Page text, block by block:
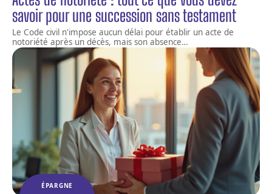
savoir pour une succession sans testament
Le Code civil n'impose aucun délai pour établir un acte de
notoriété après un décès, mais son absence…
ÉPARGNE